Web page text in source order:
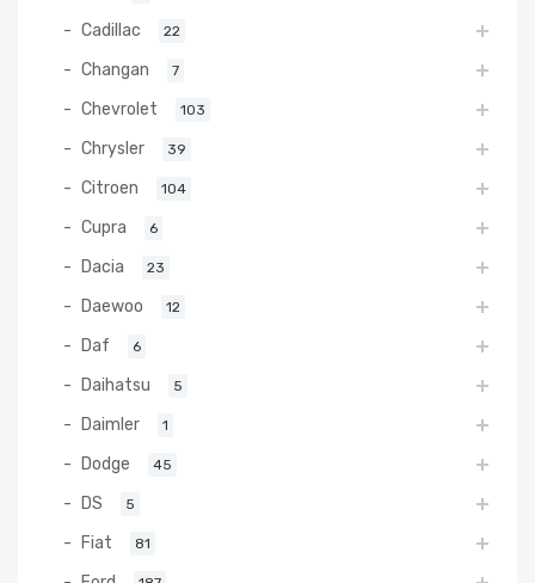
Cadillac 22
Changan 7
Chevrolet 103
Chrysler 39
Citroen 104
Cupra 6
Dacia 23
Daewoo 12
Daf 6
Daihatsu 5
Daimler 1
Dodge 45
DS 5
Fiat 81